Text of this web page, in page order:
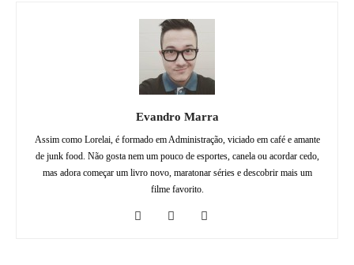
Evandro Marra
Assim como Lorelai, é formado em Administração, viciado em café e amante
de junk food. Não gosta nem um pouco de esportes, canela ou acordar cedo,
mas adora começar um livro novo, maratonar séries e descobrir mais um
filme favorito.